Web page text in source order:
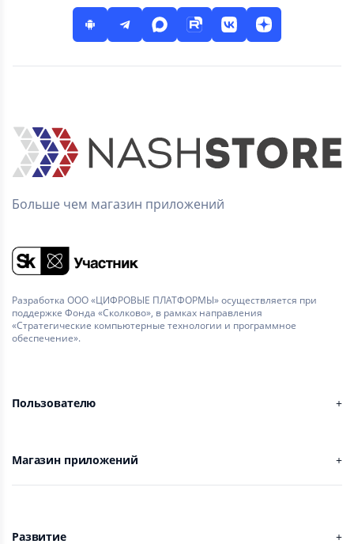
Больше чем магазин приложений
Разработка ООО «ЦИФРОВЫЕ ПЛАТФОРМЫ» осуществляется при
поддержке Фонда «Сколково», в рамках направления
«Стратегические компьютерные технологии и программное
обеспечение».
Пользователю
Магазин приложений
Развитие